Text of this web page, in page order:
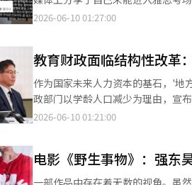
间相同的制作方式，如海外经典或明
还建议，需整合对创作、制作、剧场和观众
韩元。”他担心内容行业的人才流
在与新加坡合作，优秀的导演可能会流失到海外。” 文化体育观光部计划首先
戏剧观众基础。此外，还将加快为
作。该大会是儿童青少年戏剧界最具权
8月1日，国内外35部作品将参加在
题，正在考虑扩充戏剧基础设施
用。”
好几圈。”并称：“虽然在考试开始前到达，但
场的工作人员倾诉后，心情稍微好了一些。” 根据规定，雅思考试在上午8点50分后不允
进行身份确认和安全检查，大多数考生通常会提前到达考场。 因
到了批评。 网友们指出：“如果是重要的考试，应该提前在附近住宿。”、“既然有规定，为什么还期待例
外？”、“找不到停车场并不是考试机构的责任，而是
被拒绝入场，而有人因为是艺人就
评。”、“违反规定的人不是考试机构
是，安선英原本打算参加的雅思考
2026-06-10 01:27:00
教育财政面临结构性改革
作为国家未来人力资本的基石，'地
政部门以学龄人口减少为理由，宣
的前所未有的对立逐渐显现。 引发争论的直接原因是8日计划预算处主办的'支出结构调整公开讨论会'。出席会议的
性地分配大规模资金，财政部门对此表达了
1972年立法以来，一直是推动韩
2026-06-10 01:21:00
电影《野生事物》：强东
一部作品中存在着无数的视角。虽